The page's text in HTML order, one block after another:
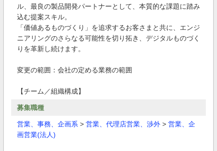
ル、最良の製品開発パートナーとして、本質的な課題に踏み
込む提案スキル。
「価値あるものづくり」を追求するお客さまと共に、エンジ
ニアリングのさらなる可能性を切り拓き、デジタルものづく
りを革新し続けます。
変更の範囲：会社の定める業務の範囲
【チーム／組織構成】
募集職種
営業、事務、企画系 > 営業、代理店営業、渉外 > 営業、企
画営業(法人)